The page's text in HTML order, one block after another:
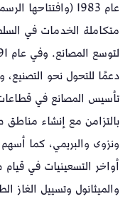
متكاملة الخدمات في
دعمًا للتحول نحو
تأسيس المصانع في قطاعات
بالتزامن مع إنشاء
ونزوى والبريمي، كما
أواخر التسعينيات في
والميثانول وتسييل الغاز